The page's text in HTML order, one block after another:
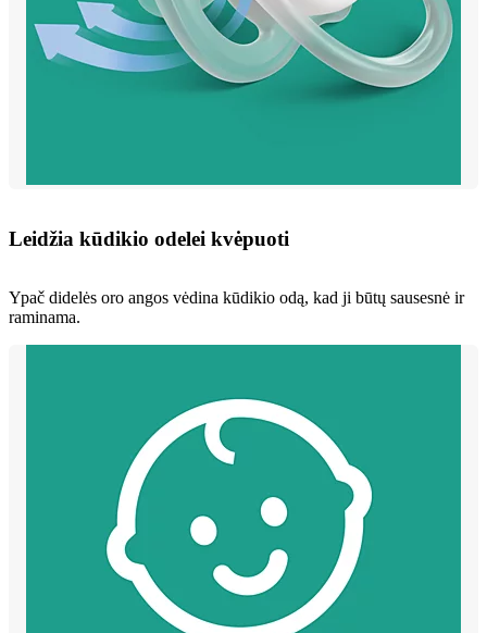
Leidžia kūdikio odelei kvėpuoti
Ypač didelės oro angos vėdina kūdikio odą, kad ji būtų sausesnė ir
raminama.